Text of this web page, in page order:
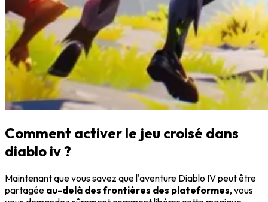
Comment activer le jeu croisé dans
diablo iv ?
Maintenant que vous savez que l'aventure Diablo IV peut être
partagée au-delà des frontières des plateformes, vous